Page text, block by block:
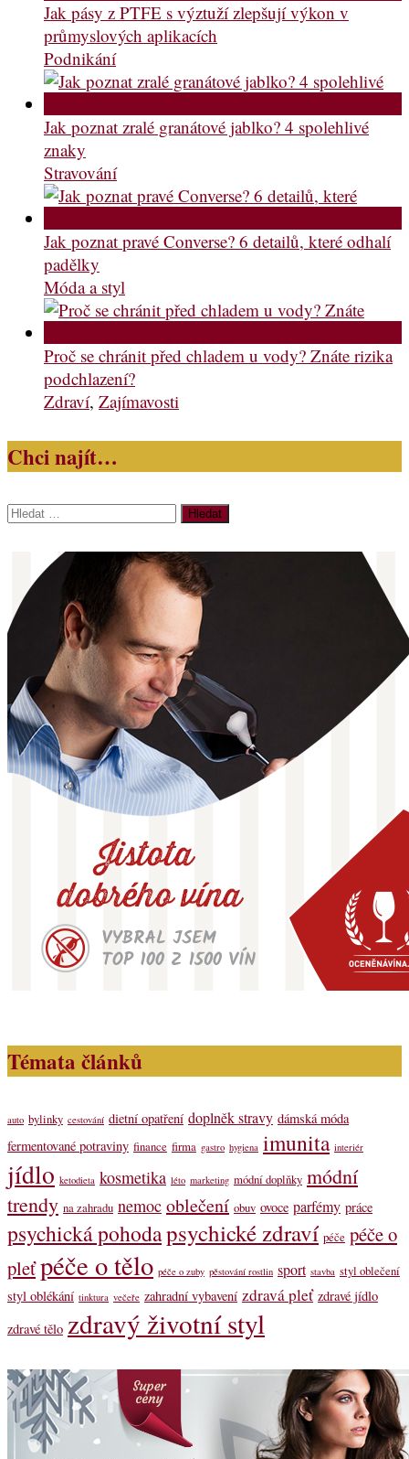
Jak pásy z PTFE s výztuží zlepšují výkon v
průmyslových aplikacích
Podnikání
Jak poznat zralé granátové jablko? 4 spolehlivé
znaky
Stravování
Jak poznat pravé Converse? 6 detailů, které odhalí
padělky
Móda a styl
Proč se chránit před chladem u vody? Znáte rizika
podchlazení?
Zdraví, Zajímavosti
Chci najít…
Vyhledávání
Témata článků
auto bylinky cestování dietní opatření doplněk stravy dámská móda
fermentované potraviny finance firma gastro hygiena imunita interiér
jídlo ketodieta kosmetika léto marketing módní doplňky módní
trendy na zahradu nemoc oblečení obuv ovoce parfémy práce
psychická pohodapsychické zdraví péče péče o
pleťpéče o tělo péče o zuby pěstování rostlin sport stavba styl oblečení
styl oblékání tinktura večeře zahradní vybavení zdravá pleť zdravé jídlo
zdravé tělo zdravý životní styl